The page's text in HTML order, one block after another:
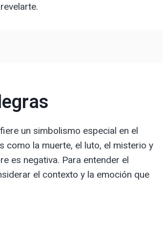
un simbolismo especial en el
como la muerte, el luto, el misterio y
es negativa. Para entender el
el contexto y la emoción que